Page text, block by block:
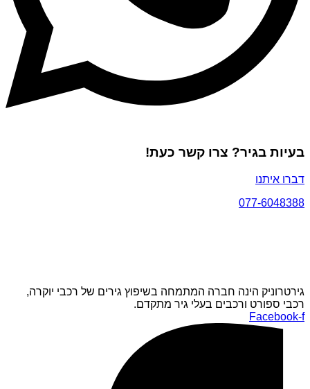
בעיות בגיר? צרו קשר כעת!
דברו איתנו
077-6048388
גירטרוניק הינה חברה המתמחה בשיפוץ גירים של רכבי יוקרה,
רכבי ספורט ורכבים בעלי גיר מתקדם.
Facebook-f